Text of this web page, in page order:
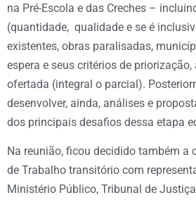
na Pré-Escola e das Creches –
(quantidade, qualidade e se é
existentes, obras paralisadas,
espera e seus critérios de
ofertada (integral o parcial).
desenvolver, ainda, análises e
dos principais desafios dessa etapa
Na reunião, ficou decidido também a
de Trabalho transitório com
Ministério Público, Tribunal de